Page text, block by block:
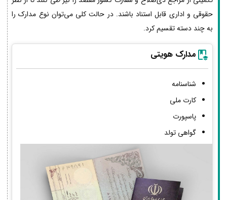
حقوقی و اداری قابل استناد باشند. در حالت کلی می‌توان نوع مدارک را
به چند دسته تقسیم کرد.
مدارک هویتی
شناسنامه
کارت ملی
پاسپورت
گواهی تولد